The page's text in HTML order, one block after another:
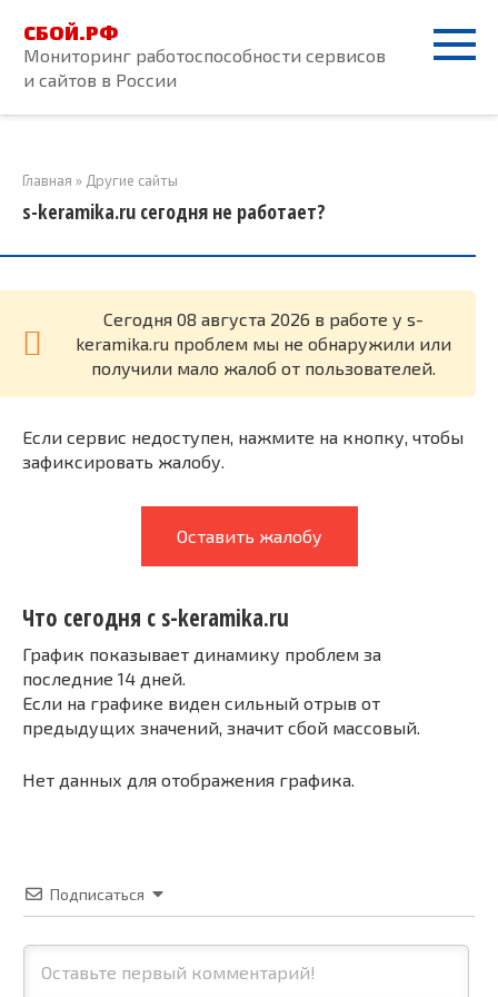
контенту
СБОЙ.РФ
Мониторинг работоспособности сервисов
и сайтов в России
Главная » Другие сайты
s-keramika.ru сегодня не работает?
Cегодня 08 августа 2026 в работе у s-
keramika.ru проблем мы не обнаружили или
получили мало жалоб от пользователей.
Если сервис недоступен, нажмите на кнопку, чтобы
зафиксировать жалобу.
Оставить жалобу
Что сегодня с s-keramika.ru
График показывает динамику проблем за
последние 14 дней.
Если на графике виден сильный отрыв от
предыдущих значений, значит сбой массовый.
Нет данных для отображения графика.
Подписаться